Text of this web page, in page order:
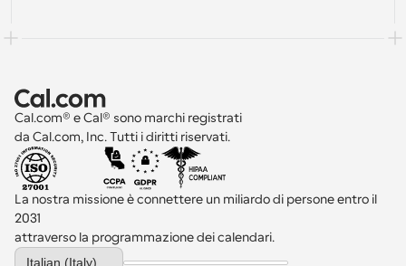
Cal.com® e Cal® sono marchi registrati
da Cal.com, Inc. Tutti i diritti riservati.
La nostra missione è connettere un miliardo di persone entro il
2031
attraverso la programmazione dei calendari.
Select Language
Italian (Italy)